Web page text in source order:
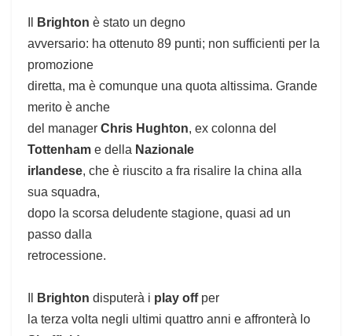
Brighton è stato un degno
avversario: ha ottenuto 89 punti; non sufficienti per la
promozione
diretta, ma è comunque una quota altissima. Grande
merito è anche
del manager Chris Hughton, ex colonna del
Tottenham e della Nazionale
irlandese, che è riuscito a fra risalire la china alla
sua squadra,
dopo la scorsa deludente stagione, quasi ad un
passo dalla
retrocessione.
Brighton disputerà i play offper
la terza volta negli ultimi quattro anni e affronterà lo